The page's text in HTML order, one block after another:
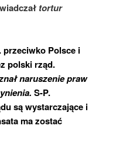
tortur
przeciwko Polsce i
polski rząd.
naruszenie praw
S-P.
są wystarczające i
ma zostać